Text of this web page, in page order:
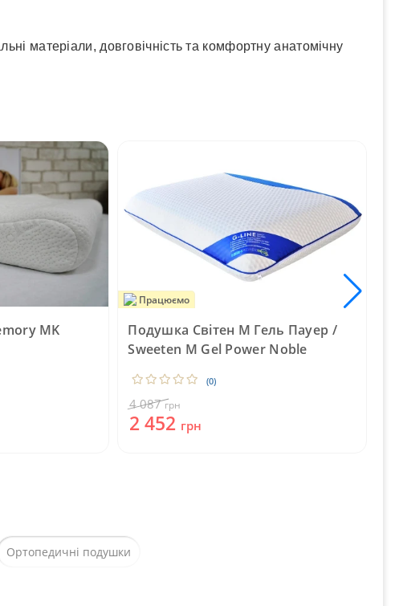
матеріали, довговічність та комфортну анатомічну
MK
Працюємо
Подушка Світен М Гель Пауер /
Sweeten M Gel Power Noble
(0)
4 087грн
2 452 грн
Ортопедичні подушки